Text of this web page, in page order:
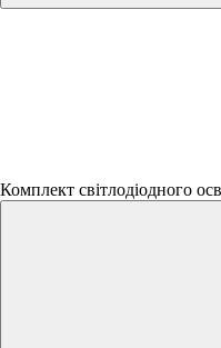
Комплект світлодіодного